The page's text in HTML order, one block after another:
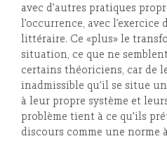
avec d’autres pratiques
l’occurrence, avec l’exercice
littéraire. Ce «plus» le
situation, ce que ne
certains théoriciens, car de
inadmissible qu’il se situe
à leur propre système et
problème tient à ce qu’ils
discours comme une norme